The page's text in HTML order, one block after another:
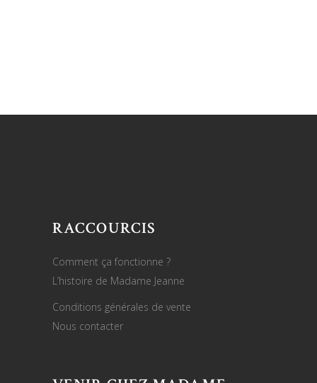
RACCOURCIS
Comment ça fonctionne ?
L’histoire de Madame Jeanne
Conditions générales de vente
Nous contacter